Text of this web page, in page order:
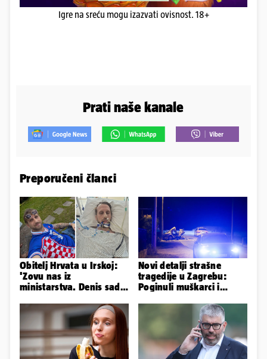
Igre na sreću mogu izazvati ovisnost. 18+
Prati naše kanale
Preporučeni članci
Obitelj Hrvata u Irskoj:
'Zovu nas iz
ministarstva. Denis sada
nas je'
Novi detalji strašne
tragedije u Zagrebu:
Poginuli muškarci i
policiji